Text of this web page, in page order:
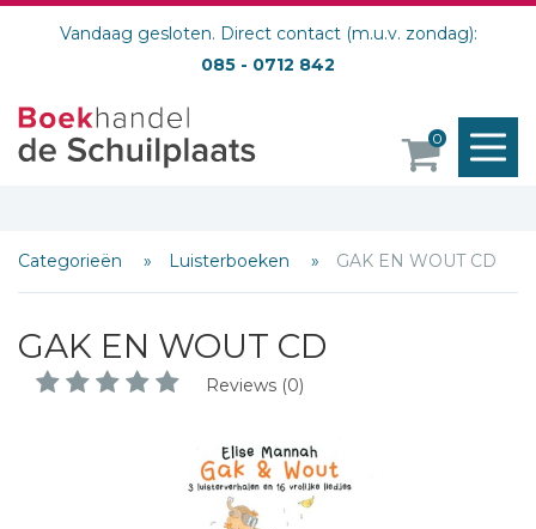
Vandaag gesloten. Direct contact (m.u.v. zondag):
085 - 0712 842
0
Categorieën Luisterboeken GAK EN WOUT CD
GAK EN WOUT CD
Reviews (0)
Schrijf hieronder je review!